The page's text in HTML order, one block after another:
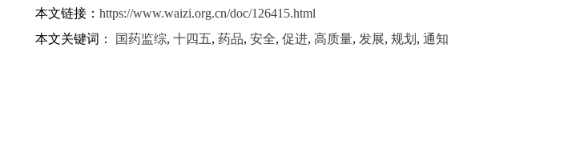
本文链接： https://www.waizi.org.cn/doc/126415.html
本文关键词：
国药监综, 十四五, 药品, 安全, 促进, 高质量, 发展, 规划 , 通知